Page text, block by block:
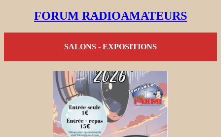
FORUM RADIOAMATEURS
SALONS - EXPOSITIONS